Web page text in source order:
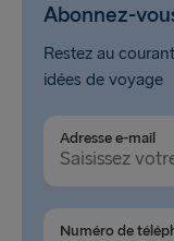
Göteborg →
Karlskrona →
VERS LA BALTIQUE
Travemünde →
Ventspils →
Abonnez-
Restez au
idées de voyage
Adresse e-mail
Numéro de